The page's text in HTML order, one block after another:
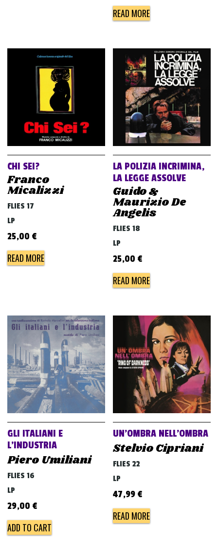
READ MORE
CHI SEI?
Franco
Micalizzi
FLIES 17
LP
25,00 €
READ MORE
LA POLIZIA INCRIMINA,
LA LEGGE ASSOLVE
Guido &
Maurizio De
Angelis
FLIES 18
LP
25,00 €
READ MORE
GLI ITALIANI E
L’INDUSTRIA
Piero Umiliani
FLIES 16
LP
29,00 €
ADD TO CART
UN’OMBRA NELL’OMBRA
Stelvio Cipriani
FLIES 22
LP
47,99 €
READ MORE